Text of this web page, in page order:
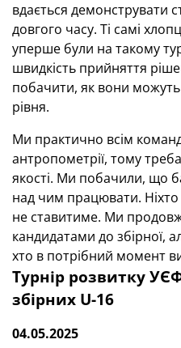
вдається демонструвати
довгого часу. Ті самі
уперше були на такому
швидкість прийняття
побачити, як вони
рівня.
Ми практично всім
антропометрії, тому
якості. Ми побачили, що
над чим працювати. Ніхто
не ставитиме. Ми
кандидатами до збірної,
хто в потрібний момент
Турнір розвитку
збірних U-16
04.05.2025